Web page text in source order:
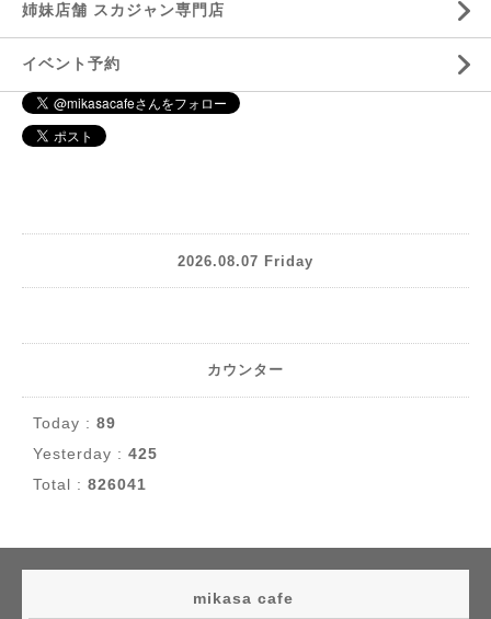
姉妹店舗 スカジャン専門店
イベント予約
2026.08.07 Friday
カウンター
Today : 89
Yesterday : 425
Total : 826041
mikasa cafe